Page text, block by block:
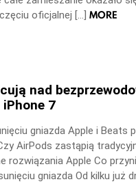
oficjalnej […] MORE
nad
7
gniazda Apple i Beats
AirPods zastąpią
rozwiązania Apple Co
gniazda Od kilku już